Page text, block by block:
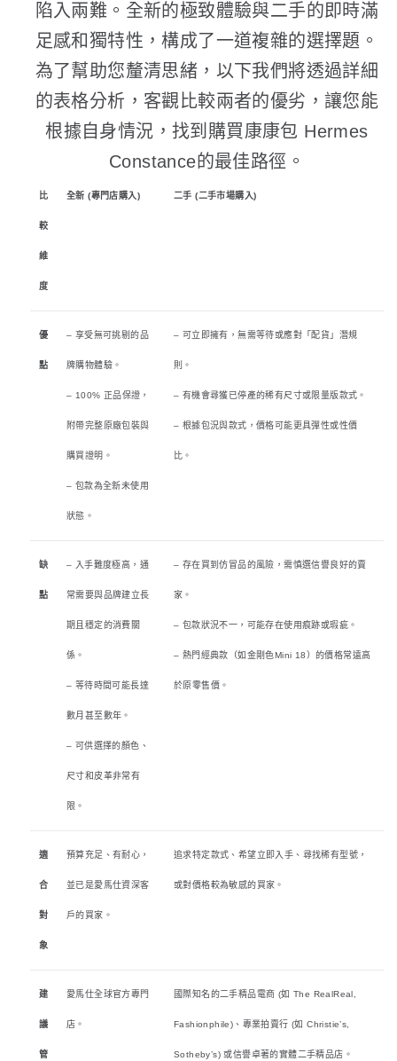
陷入兩難。全新的極致體驗與二手的即時滿
足感和獨特性，構成了一道複雜的選擇題。
為了幫助您釐清思緒，以下我們將透過詳細
的表格分析，客觀比較兩者的優劣，讓您能
根據自身情況，找到購買康康包 Hermes
Constance的最佳路徑。
比
較
維
度
全新 (專門店購入) 二手 (二手市場購入)
優
點
– 享受無可挑剔的品
牌購物體驗。
– 100% 正品保證，
附帶完整原廠包裝與
購買證明。
– 包款為全新未使用
狀態。
– 可立即擁有，無需等待或應對「配貨」潛規
則。
– 有機會尋獲已停產的稀有尺寸或限量版款式。
– 根據包況與款式，價格可能更具彈性或性價
比。
缺
點
– 入手難度極高，通
常需要與品牌建立長
期且穩定的消費關
係。
– 等待時間可能長達
數月甚至數年。
– 可供選擇的顏色、
尺寸和皮革非常有
限。
– 存在買到仿冒品的風險，需慎選信譽良好的賣
家。
– 包款狀況不一，可能存在使用痕跡或瑕疵。
– 熱門經典款（如金剛色Mini 18）的價格常遠高
於原零售價。
適
合
對
象
預算充足、有耐心，
並已是愛馬仕資深客
戶的買家。
追求特定款式、希望立即入手、尋找稀有型號，
或對價格較為敏感的買家。
建
議
管
愛馬仕全球官方專門
店。
國際知名的二手精品電商 (如 The RealReal,
Fashionphile)、專業拍賣行 (如 Christie’s,
Sotheby’s) 或信譽卓著的實體二手精品店。